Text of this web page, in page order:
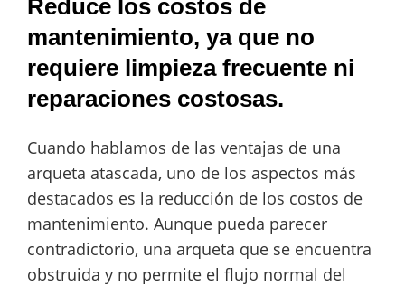
Reduce los costos de
mantenimiento, ya que no
requiere limpieza frecuente ni
reparaciones costosas.
Cuando hablamos de las ventajas de una
arqueta atascada, uno de los aspectos más
destacados es la reducción de los costos de
mantenimiento. Aunque pueda parecer
contradictorio, una arqueta que se encuentra
obstruida y no permite el flujo normal del